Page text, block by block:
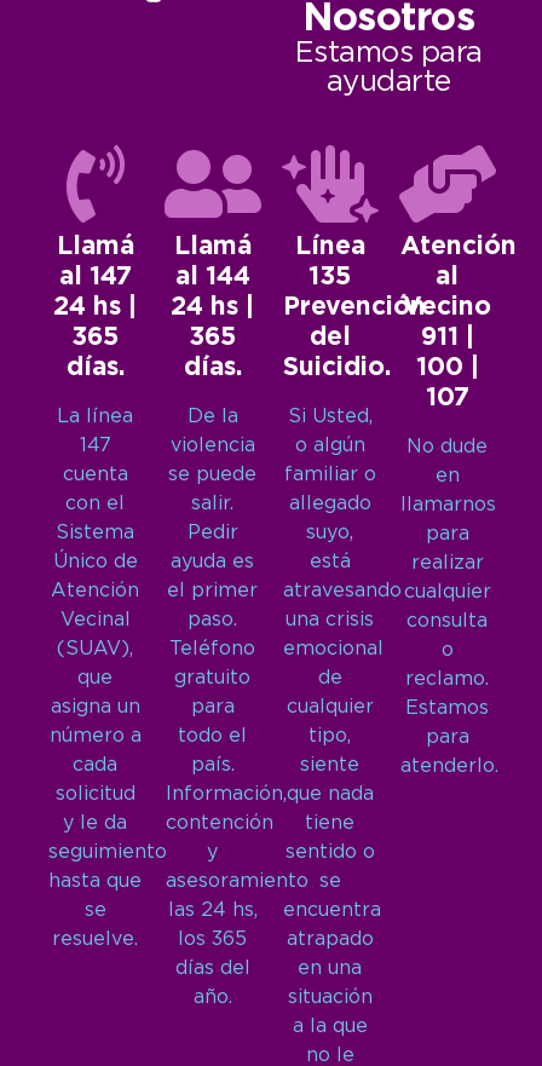
Nosotros
Estamos para
ayudarte
Llamá
al 147
24 hs |
365
días.
La línea
147
cuenta
con el
Sistema
Único de
Atención
Vecinal
(SUAV),
que
asigna un
número a
cada
solicitud
y le da
seguimiento
hasta que
se
resuelve.
Llamá
al 144
24 hs |
365
días.
De la
violencia
se puede
salir.
Pedir
ayuda es
el primer
paso.
Teléfono
gratuito
para
todo el
país.
Información,
contención
y
asesoramiento
las 24 hs,
los 365
días del
año.
Línea
135
Prevención
del
Suicidio.
Si Usted,
o algún
familiar o
allegado
suyo,
está
atravesando
una crisis
emocional
de
cualquier
tipo,
siente
que nada
tiene
sentido o
se
encuentra
atrapado
en una
situación
a la que
no le
Atención
al
Vecino
911 |
100 |
107
No dude
en
llamarnos
para
realizar
cualquier
consulta
o
reclamo.
Estamos
para
atenderlo.